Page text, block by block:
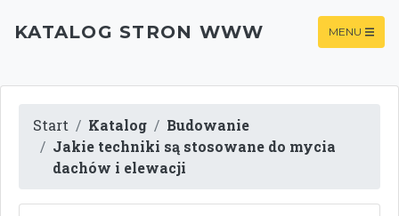
KATALOG STRON WWW MENU
Start Katalog
Budowanie
Jakie techniki są stosowane do mycia
dachów i elewacji